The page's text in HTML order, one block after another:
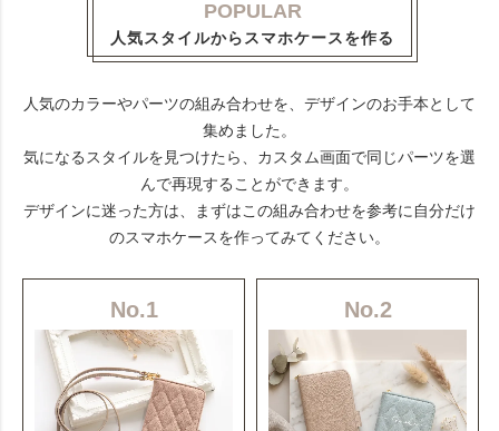
POPULAR
人気スタイルからスマホケースを作る
人気のカラーやパーツの組み合わせを、デザインのお手本として
集めました。
気になるスタイルを見つけたら、カスタム画面で同じパーツを選
んで再現することができます。
デザインに迷った方は、まずはこの組み合わせを参考に自分だけ
のスマホケースを作ってみてください。
No.1 No.2